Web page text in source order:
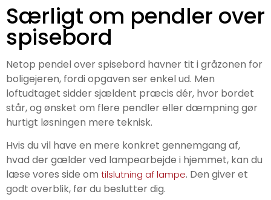
Særligt om pendler over
spisebord
Netop pendel over spisebord havner tit i gråzonen for
boligejeren, fordi opgaven ser enkel ud. Men
loftudtaget sidder sjældent præcis dér, hvor bordet
står, og ønsket om flere pendler eller dæmpning gør
hurtigt løsningen mere teknisk.
Hvis du vil have en mere konkret gennemgang af,
hvad der gælder ved lampearbejde i hjemmet, kan du
læse vores side om tilslutning af lampe. Den giver et
godt overblik, før du beslutter dig.